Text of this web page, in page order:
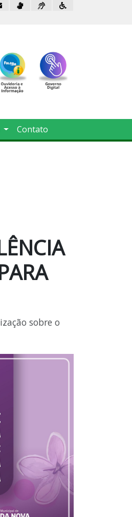
Contato
sobre o